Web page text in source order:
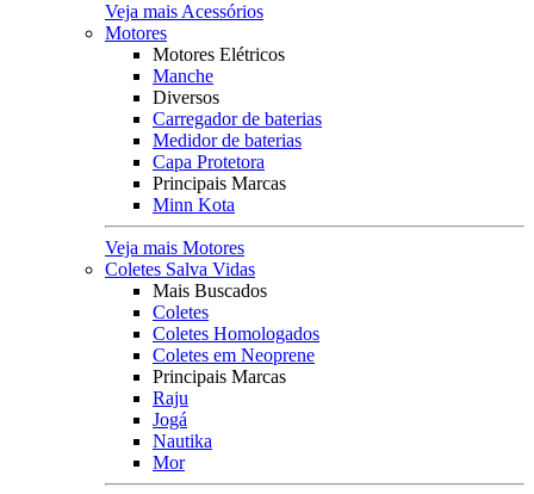
Veja mais Acessórios
Motores
Motores Elétricos
Manche
Diversos
Carregador de baterias
Medidor de baterias
Capa Protetora
Principais Marcas
Minn Kota
Veja mais Motores
Coletes Salva Vidas
Mais Buscados
Coletes
Coletes Homologados
Coletes em Neoprene
Principais Marcas
Raju
Jogá
Nautika
Mor